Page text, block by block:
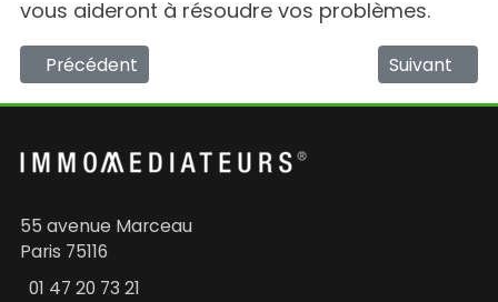
vous aideront à résoudre vos problèmes.
Article précédent : Spécial COVID 19 : Les
Précédent Article
Suivant
55 avenue Marceau
Paris 75116
01 47 20 73 21